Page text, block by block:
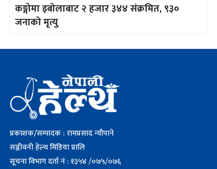
कङ्गोमा इबोलाबाट २ हजार ३४४ संक्रमित, ९३०
जनाको मृत्यु
प्रकाशक/सम्पादक : रामप्रसाद न्यौपाने
सञ्जीवनी हेल्थ मिडिया प्रालि
सूचना विभाग दर्ता नं : १३५४ /०७५/०७६